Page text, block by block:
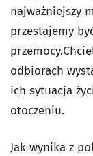
najważniejszy
przestajemy
przemocy.
odbiorach
ich sytuacja
otoczeniu.
Jak wynika z